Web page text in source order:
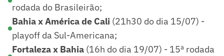
rodada do Brasileirão;
Bahia x América de Cali (21h30 do dia 15/07) -
playoff da Sul-Americana;
Fortaleza x Bahia (16h do dia 19/07) - 15ª rodada